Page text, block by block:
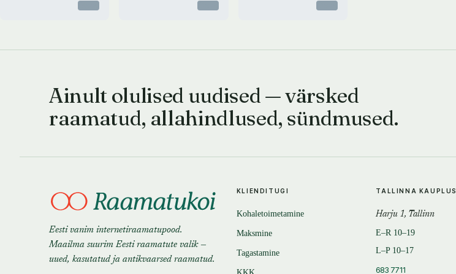
Ainult olulised uudised — värsked
raamatud, allahindlused, sündmused.
Eesti vanim internetiraamatupood.
Maailma suurim Eesti raamatute valik —
uued, kasutatud ja antikvaarsed raamatud.
KLIENDITUGI
Kohaletoimetamine
Maksmine
Tagastamine
TALLINNA KAUPLUS
Harju 1, Tallinn
E–R 10–19
L–P 10–17
683 7711